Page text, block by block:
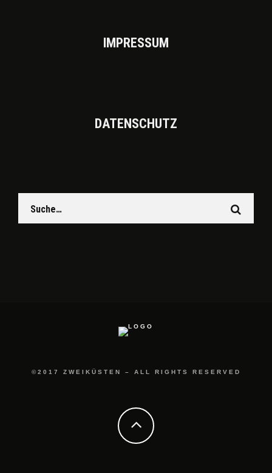
IMPRES­SUM
DATEN­SCHUTZ
©2017 ZWEIKÜSTEN – ALL RIGHTS RESERVED